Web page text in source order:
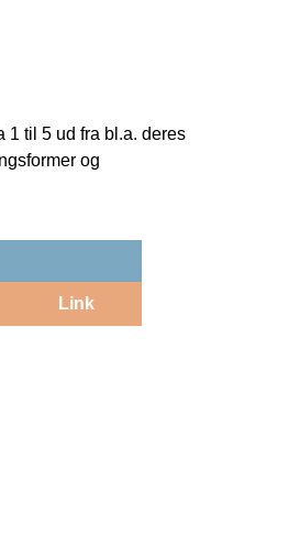
1 til 5 ud fra bl.a. deres
og
Link